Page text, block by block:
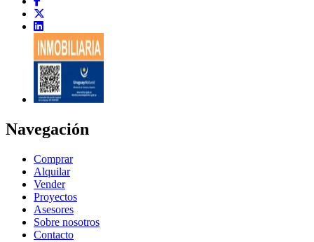
Navegación
Comprar
Alquilar
Vender
Proyectos
Asesores
Sobre nosotros
Contacto